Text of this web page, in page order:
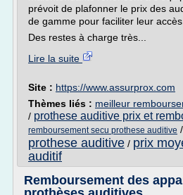
prévoit de plafonner le prix des
de gamme pour faciliter leur accès.
Des restes à charge très...
Lire la suite
Site : https://www.assurprox.com
Thèmes liés : meilleur
/ prothese auditive prix et
remboursement secu prothese auditive /
prothese auditive / prix
auditif
Remboursement des